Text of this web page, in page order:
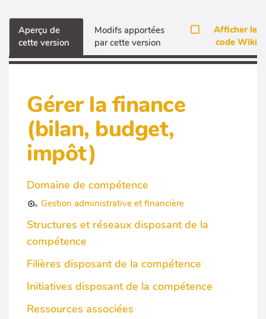
Aperçu de
cette version
Modifs apportées
par cette version
Afficher le
code Wiki
Gérer la finance
(bilan, budget,
impôt)
Domaine de compétence
Gestion administrative et financière
Structures et réseaux disposant de la
compétence
Filières disposant de la compétence
Initiatives disposant de la compétence
Ressources associées